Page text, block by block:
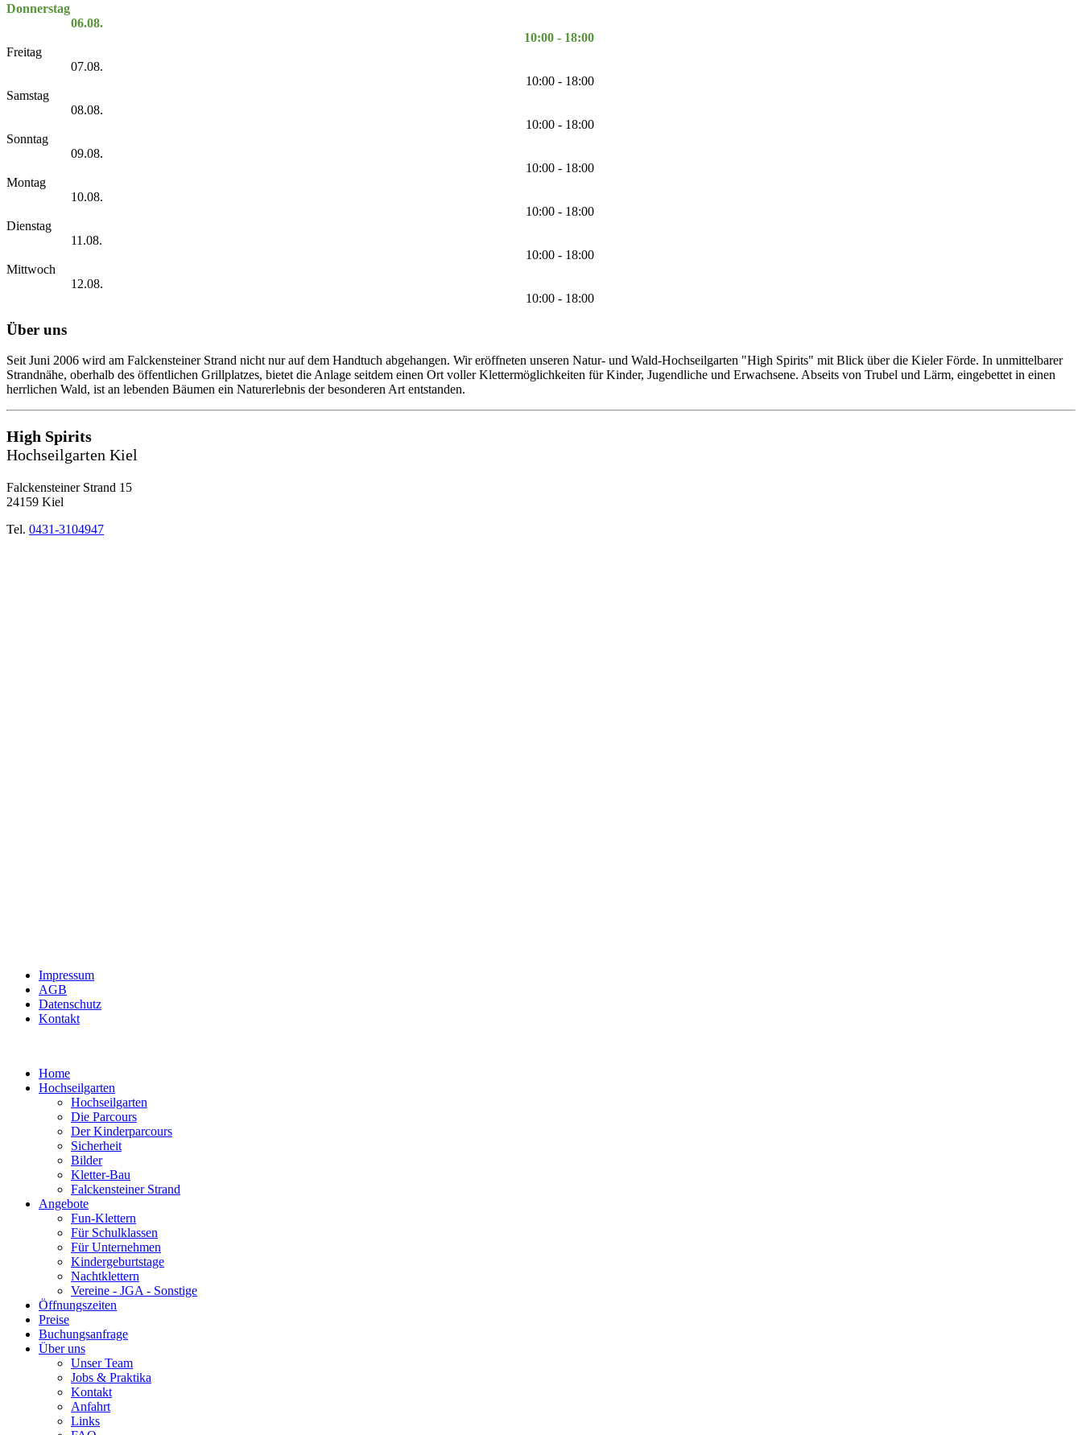
Donnerstag
06.08.
10:00 - 18:00
Freitag
07.08.
10:00 - 18:00
Samstag
08.08.
10:00 - 18:00
Sonntag
09.08.
10:00 - 18:00
Montag
10.08.
10:00 - 18:00
Dienstag
11.08.
10:00 - 18:00
Mittwoch
12.08.
10:00 - 18:00
Über uns
Seit Juni 2006 wird am Falckensteiner Strand nicht nur auf dem Handtuch abgehangen. Wir eröffneten unseren Natur- und Wald-Hochseilgarten "High Spirits" mit Blick über die Kieler Förde. In unmittelbarer
Strandnähe, oberhalb des öffentlichen Grillplatzes, bietet die Anlage seitdem einen Ort voller Klettermöglichkeiten für Kinder, Jugendliche und Erwachsene. Abseits von Trubel und Lärm, eingebettet in einen
herrlichen Wald, ist an lebenden Bäumen ein Naturerlebnis der besonderen Art entstanden.
High Spirits
Hochseilgarten Kiel
Falckensteiner Strand 15
24159 Kiel
Tel. 0431-3104947
Impressum
AGB
Datenschutz
Kontakt
Home
Hochseilgarten
Hochseilgarten
Die Parcours
Der Kinderparcours
Sicherheit
Bilder
Kletter-Bau
Falckensteiner Strand
Angebote
Fun-Klettern
Für Schulklassen
Für Unternehmen
Kindergeburtstage
Nachtklettern
Vereine - JGA - Sonstige
Öffnungszeiten
Preise
Buchungsanfrage
Über uns
Unser Team
Jobs & Praktika
Kontakt
Anfahrt
Links